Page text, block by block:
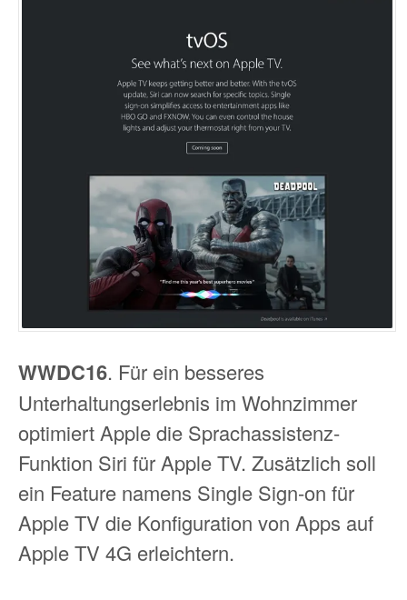
WWDC16. Für ein besseres
Unterhaltungserlebnis im Wohnzimmer
optimiert Apple die Sprachassistenz-
Funktion Siri für Apple TV. Zusätzlich soll
ein Feature namens Single Sign-on für
Apple TV die Konfiguration von Apps auf
Apple TV 4G erleichtern.